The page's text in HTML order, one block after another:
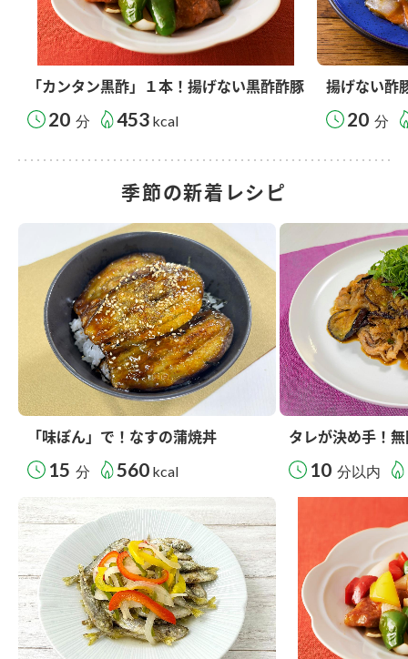
「カンタン黒酢」１本！揚げない黒酢酢豚
20 分 453 kcal
揚げない酢
20 分
季節の新着レシピ
「味ぽん」で！なすの蒲焼丼
15 分 560 kcal
タレが決め手！
10 分以内